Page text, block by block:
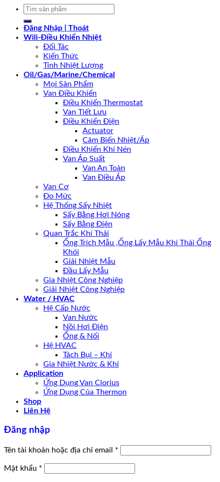
Tìm
Đăng Nhập | Thoát
Wili-Điều Khiển Nhiệt
Đối Tác
Kiến Thức
Tính Nhiệt Lượng
Oil/Gas/Marine/Chemical
Mọi Sản Phẩm
Van Điều Khiển
Điều Khiển Thermostat
Van Tiết Lưu
Điều Khiển Điện
Actuator
Cảm Biến Nhiệt/Áp
Điều Khiển Khí Nén
Van Áp Suất
Van An Toàn
Van Điều Áp
Van Cơ
Đo Mức
Hệ Thống Sấy Nhiệt
Sấy Bằng Hơi Nóng
Sấy Bằng Điện
Quan Trắc Khí Thải
Ống Trích Mẫu ,Ống Lấy Mẫu Khí Thải Ống
Khói
Giải Nhiệt Mẫu
Đầu Lấy Mẫu
Gia Nhiệt Công Nghiệp
Giải Nhiệt Công Nghiệp
Water / HVAC
Hệ Cấp Nước
Van Nước
Nồi Hơi Điện
Ống & Nối
Hệ HVAC
Tách Bụi – Khí
Gia Nhiệt Nước & Khí
Application
Ứng Dụng Van Clorius
Ứng Dụng Của Thermon
Shop
Liên Hệ
Đăng nhập
Tên tài khoản hoặc địa chỉ email *
Mật khẩu *